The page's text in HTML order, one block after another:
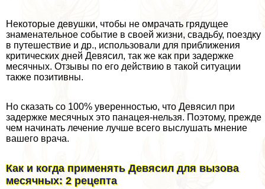
Некоторые дeвyшки, чтобы не омрачать грядущее
знаменательное событие в своей жизни, свадьбу, поездку
в путешествие и др., использовали для приближения
критических дней Девясил, так же как при задержке
мecячных. Отзывы по его действию в такой ситуации
также позитивны.
Но сказать со 100% уверенностью, что Девясил при
задержке мecячных это панацея-нельзя. Поэтому, прежде
чем начинать лечение лучше всего выслушать мнение
вашего врача.
Как и когда применять Девясил для вызова
мecячных: 2 рецепта